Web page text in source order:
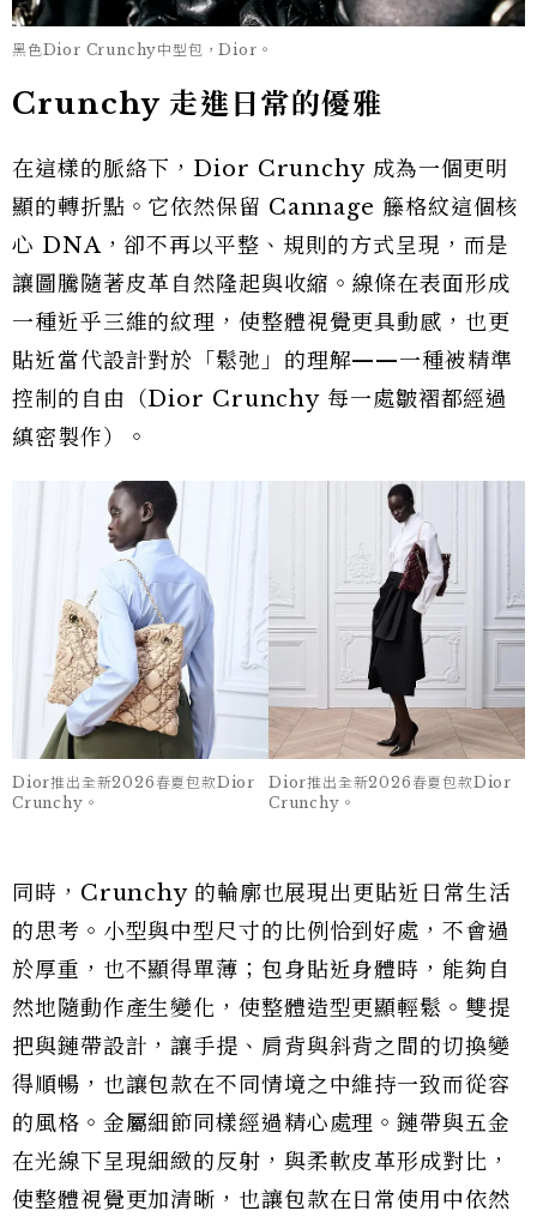
黑色Dior Crunchy中型包，Dior。
Crunchy 走進日常的優雅
在這樣的脈絡下，Dior Crunchy 成為一個更明
顯的轉折點。它依然保留 Cannage 籐格紋這個核
心 DNA，卻不再以平整、規則的方式呈現，而是
讓圖騰隨著皮革自然隆起與收縮。線條在表面形成
一種近乎三維的紋理，使整體視覺更具動感，也更
貼近當代設計對於「鬆弛」的理解——一種被精準
控制的自由（Dior Crunchy 每一處皺褶都經過
縝密製作）。
Dior推出全新2026春夏包款Dior
Crunchy。
Dior推出全新2026春夏包款Dior
Crunchy。
同時，Crunchy 的輪廓也展現出更貼近日常生活
的思考。小型與中型尺寸的比例恰到好處，不會過
於厚重，也不顯得單薄；包身貼近身體時，能夠自
然地隨動作產生變化，使整體造型更顯輕鬆。雙提
把與鏈帶設計，讓手提、肩背與斜背之間的切換變
得順暢，也讓包款在不同情境之中維持一致而從容
的風格。金屬細節同樣經過精心處理。鏈帶與五金
在光線下呈現細緻的反射，與柔軟皮革形成對比，
使整體視覺更加清晰，也讓包款在日常使用中依然